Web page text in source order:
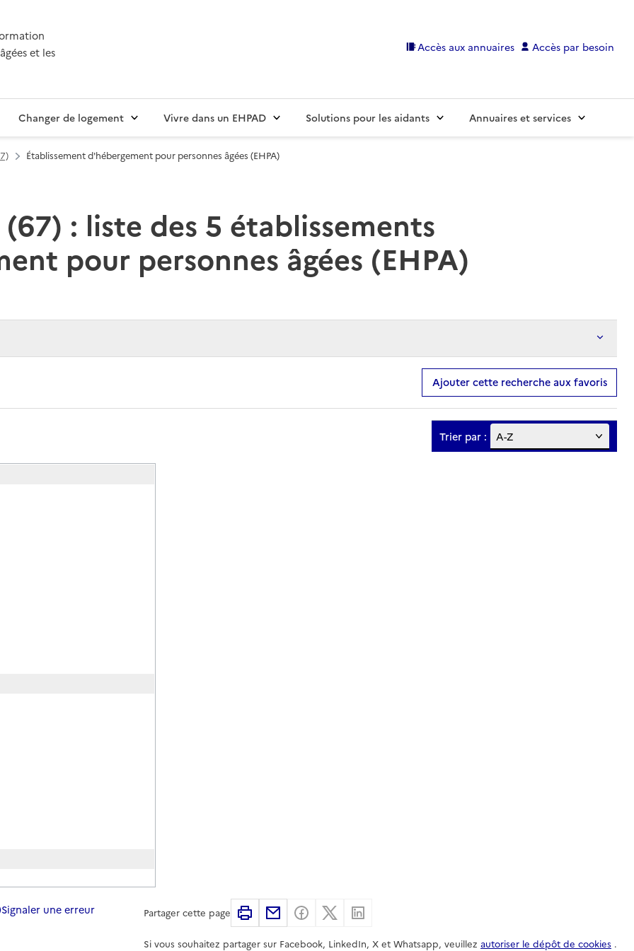
et les
Accès aux annuaires Accès par besoin
Changer de logement Vivre dans un EHPAD Solutions pour les aidants Annuaires et services
Établissement d'hébergement pour personnes âgées (EHPA)
(67) : liste des 5 établissements
pour personnes âgées (EHPA)
Ajouter cette recherche aux favoris
Trier par :
Signaler une erreur Partager cette page ImprimerPartager par email
Partager sur Facebook
Partager sur X
Si vous souhaitez partager sur Facebook, LinkedIn, X et Whatsapp, veuillez autoriser le dépôt de cookies .